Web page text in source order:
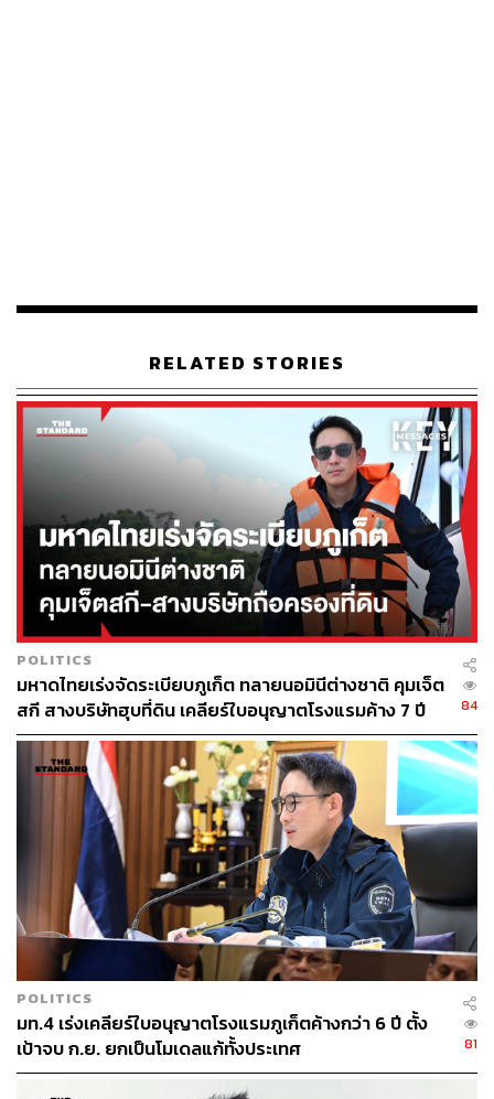
ภายในงานประกอบไปด้วยกิจกรรม Surf Clinic โดยนักกีฬา
ชั้นนำ ตัวแทนของ Quiksilver, Roxy และ Billabong ที่มา
สอนมือใหม่และแบ่งปันทริกให้กับมือเก๋าในการเล่นเซิร์ฟ
ตลอดทั้งวัน Skateboarding Tips & Tricks จากนักกีฬาจาก
DC Shoes และยังมีกิจกรรม Beach Activities ตลอดทั้งวัน
ไม่ว่าจะเป็นวอลเลย์บอลชายหาด การเต้นซุมบ้า และกิจกรรม
โยคะชมพระอาทิตย์ตกจาก Roxy
RELATED STORIES
POLITICS
มหาดไทยเร่งจัดระเบียบภูเก็ต ทลายนอมินีต่างชาติ คุมเจ็ต
สกี สางบริษัทฮุบที่ดิน เคลียร์ใบอนุญาตโรงแรมค้าง 7 ปี
84
POLITICS
มท.4 เร่งเคลียร์ใบอนุญาตโรงแรมภูเก็ตค้างกว่า 6 ปี ตั้ง
เป้าจบ ก.ย. ยกเป็นโมเดลแก้ทั้งประเทศ
81